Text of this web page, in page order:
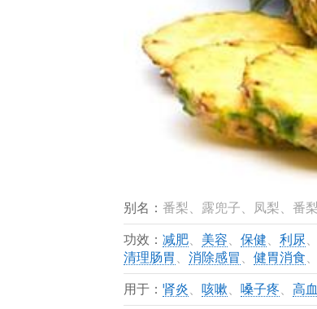
别名： 番梨、露兜子、凤梨、番
功效： 减肥、 美容 保健 利尿
清理肠胃
消除感冒 健胃消食
用于： 肾炎 咳嗽 嗓子疼 高